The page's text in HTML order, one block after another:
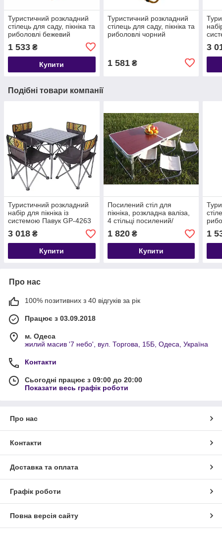
Туристичний розкладний
стілець для саду, пікніка та
риболовлі бежевий
1 533 ₴
Купити
Туристичний розкладний
стілець для саду, пікніка та
риболовлі чорний
1 581₴
3
Подібні товари компанії
Туристичний розкладний
набір для пікніка із
системою Павук GP-4263
+ 4 стільці із сумкою для
транспортування
3 018 ₴
Купити
Посилений стіл для
пікніка, розкладна валіза,
4 стільці посилений/
Крипкий
1 820₴
Купити
1
Про нас
100% позитивних з 40 відгуків за рік
Працює з 03.09.2018
м. Одеса
жилий масив '7 небо', вул. Торгова, 15Б, Одеса, Україна
Контакти
Сьогодні працює з 09:00 до 20:00
Показати весь графік роботи
Про нас
Контакти
Доставка та оплата
Графік роботи
Повна версія сайту